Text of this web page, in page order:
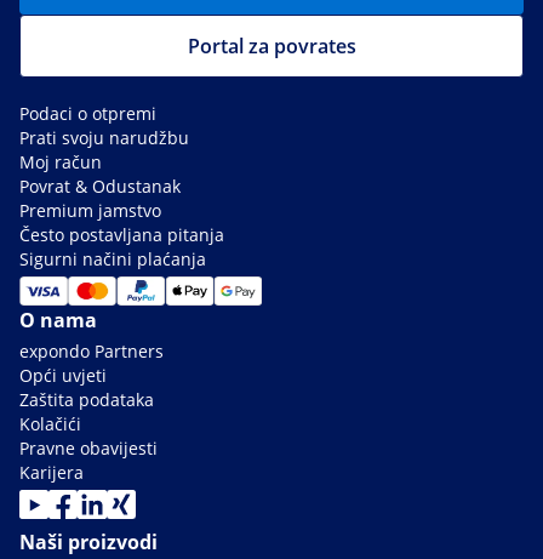
Portal za povrates
Podaci o otpremi
Prati svoju narudžbu
Moj račun
Povrat & Odustanak
Premium jamstvo
Često postavljana pitanja
Sigurni načini plaćanja
O nama
expondo Partners
Opći uvjeti
Zaštita podataka
Kolačići
Pravne obavijesti
Karijera
Naši proizvodi